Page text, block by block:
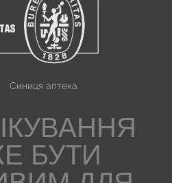
Синиця аптека
БУТИ